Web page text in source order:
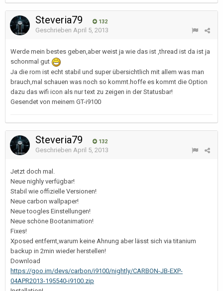
Steveria79 132
Geschrieben April 5, 2013
Werde mein bestes geben,aber weist ja wie das ist ,thread ist da ist ja
schonmal gut
Ja die rom ist echt stabil und super übersichtlich mit allem was man
brauch,mal schauen was noch so kommt.hoffe es kommt die Option
dazu das wifi icon als nur text zu zeigen in der Statusbar!
Gesendet von meinem GT-i9100
Steveria79 132
Geschrieben April 5, 2013
Jetzt doch mal.
Neue nighly verfügbar!
Stabil wie offizielle Versionen!
Neue carbon wallpaper!
Neue toogles Einstellungen!
Neue schöne Bootanimation!
Fixes!
Xposed entfernt,warum keine Ahnung aber lässt sich via titanium
backup in 2min wieder herstellen!
Download
https://goo.im/devs/carbon/i9100/nightly/CARBON-JB-EXP-
04APR2013-195540-i9100.zip